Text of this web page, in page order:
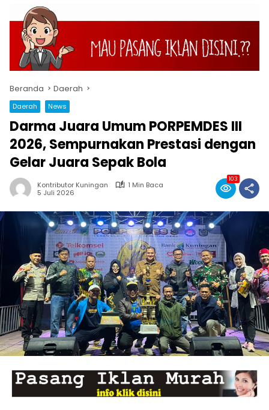
Beranda Daerah
Daerah News
Darma Juara Umum PORPEMDES III
2026, Sempurnakan Prestasi dengan
Gelar Juara Sepak Bola
Kontributor Kuningan
1 Min Baca
5 Juli 2026
103